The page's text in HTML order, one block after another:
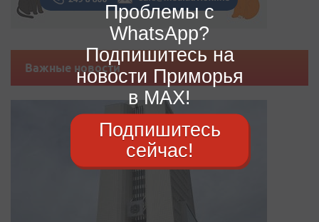
Важные новости
Проблемы с
WhatsApp?
Подпишитесь на
новости Приморья
в MAX!
Подпишитесь
сейчас!